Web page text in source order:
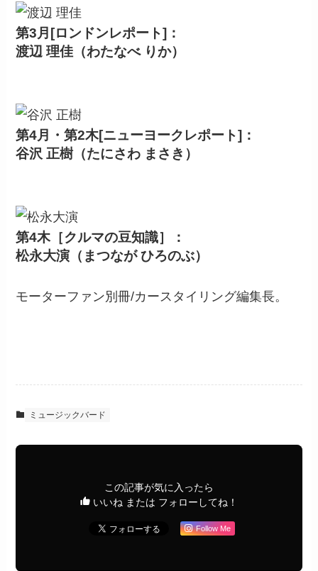
第3月[ロンドンレポート]：
渡辺 理佳（わたなべ りか）
第4月・第2木[ニューヨークレポート]：
谷沢 正樹（たにさわ まさき）
第4木［クルマの豆知識］：
松永大演（まつなが ひろのぶ）
モーターファン別冊/カースタイリング編集長。
ミュージックバード
この記事が気に入ったら
いいね または フォローしてね！
Follow Me